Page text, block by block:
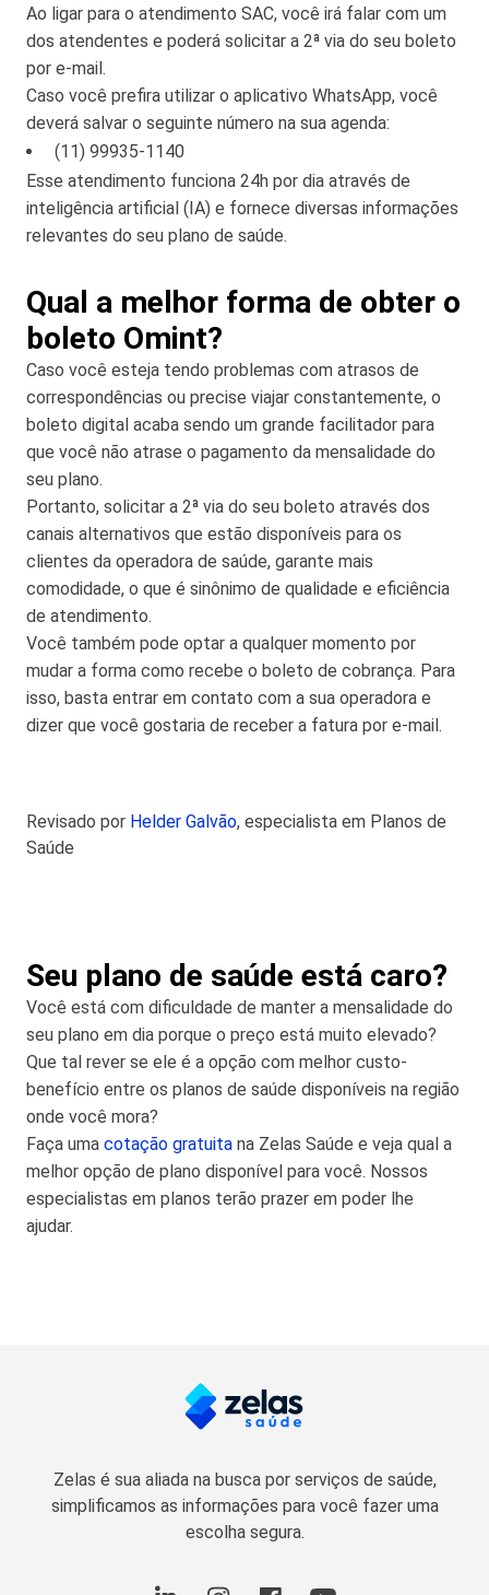
Ao ligar para o atendimento SAC, você irá falar com um
dos atendentes e poderá solicitar a 2ª via do seu boleto
por e-mail.
Caso você prefira utilizar o aplicativo WhatsApp, você
deverá salvar o seguinte número na sua agenda:
(11) 99935-1140
Esse atendimento funciona 24h por dia através de
inteligência artificial (IA) e fornece diversas informações
relevantes do seu plano de saúde.
Qual a melhor forma de obter o
boleto Omint?
Caso você esteja tendo problemas com atrasos de
correspondências ou precise viajar constantemente, o
boleto digital acaba sendo um grande facilitador para
que você não atrase o pagamento da mensalidade do
seu plano.
Portanto, solicitar a 2ª via do seu boleto através dos
canais alternativos que estão disponíveis para os
clientes da operadora de saúde, garante mais
comodidade, o que é sinônimo de qualidade e eficiência
de atendimento.
Você também pode optar a qualquer momento por
mudar a forma como recebe o boleto de cobrança. Para
isso, basta entrar em contato com a sua operadora e
dizer que você gostaria de receber a fatura por e-mail.
Revisado por Helder Galvão, especialista em Planos de
Saúde
Seu plano de saúde está caro?
Você está com dificuldade de manter a mensalidade do
seu plano em dia porque o preço está muito elevado?
Que tal rever se ele é a opção com melhor custo-
benefício entre os planos de saúde disponíveis na região
onde você mora?
Faça uma cotação gratuita na Zelas Saúde e veja qual a
melhor opção de plano disponível para você. Nossos
especialistas em planos terão prazer em poder lhe
ajudar.
Zelas é sua aliada na busca por serviços de saúde,
simplificamos as informações para você fazer uma
escolha segura.